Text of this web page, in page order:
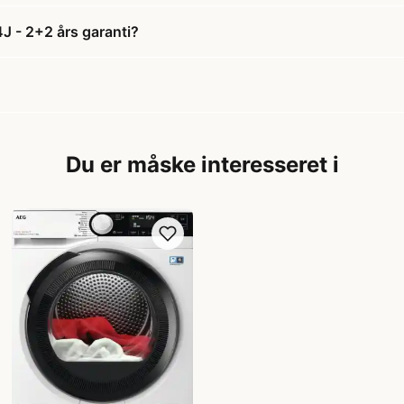
- 2+2 års garanti?
Du er måske interesseret i